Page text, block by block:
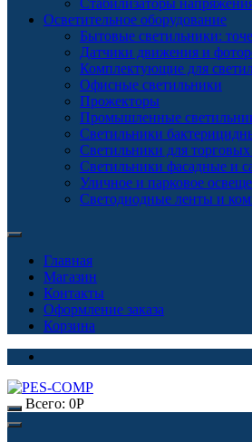
Стабилизаторы
Осветительное оборудование
Бытовые светильники:
Датчики движения и
Комплектующие для
Офисные светильники
Прожекторы
Промышленные
Светильники
Светильники для
Светильники фасадные и
Уличное и парковое
Светодиодные ленты и
Главная
Магазин
Контакты
Оформление заказа
Корзина
Всего: 0Р